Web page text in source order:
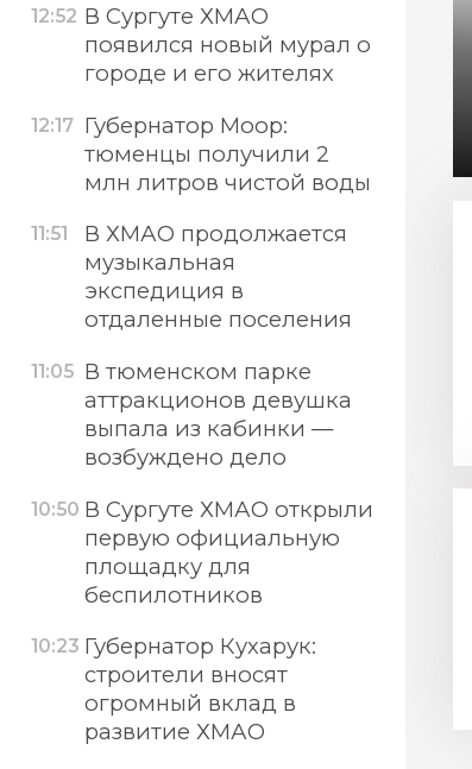
12:52 В Сургуте ХМАО
появился новый мурал о
городе и его жителях
12:17 Губернатор Моор:
тюменцы получили 2
млн литров чистой воды
11:51
В ХМАО продолжается
музыкальная
экспедиция в
отдаленные поселения
11:05 В тюменском парке
аттракционов девушка
выпала из кабинки —
возбуждено дело
10:50 В Сургуте ХМАО открыли
первую официальную
площадку для
беспилотников
10:23 Губернатор Кухарук:
строители вносят
огромный вклад в
развитие ХМАО